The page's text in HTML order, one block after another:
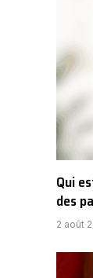
Qui
des
2 août